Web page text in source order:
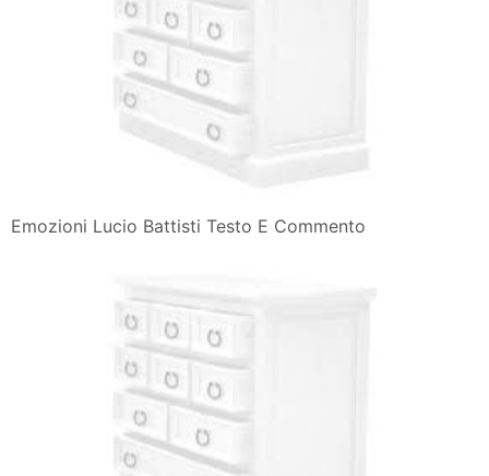
Emozioni Lucio Battisti Testo E Commento